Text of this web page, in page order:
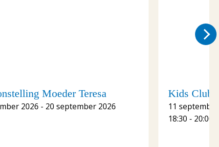
Moeder Teresa
2026 - 20 september 2026
Kids Club
11
18:30 - 20:00